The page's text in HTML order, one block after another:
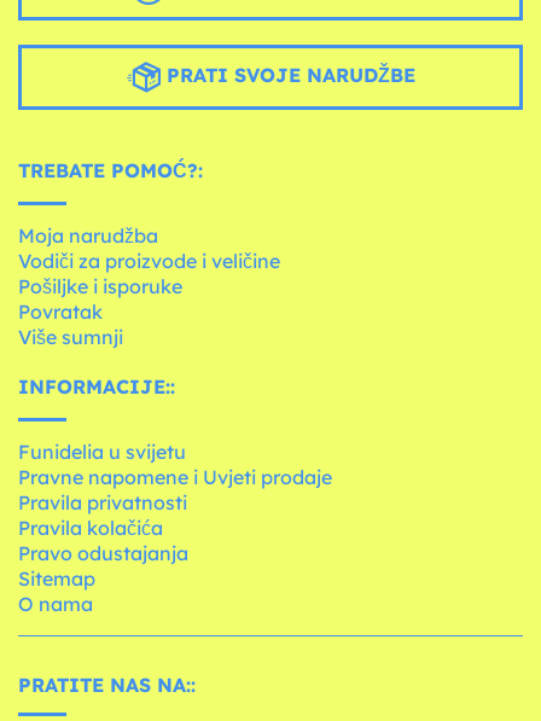
PRATI SVOJE NARUDŽBE
TREBATE POMOĆ?:
Moja narudžba
Vodiči za proizvode i veličine
Pošiljke i isporuke
Povratak
Više sumnji
INFORMACIJE::
Funidelia u svijetu
Pravne napomene i Uvjeti prodaje
Pravila privatnosti
Pravila kolačića
Pravo odustajanja
Sitemap
O nama
PRATITE NAS NA::